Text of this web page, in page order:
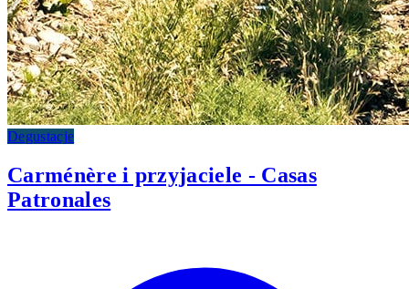
Degustacje
Carménère i przyjaciele - Casas
Patronales